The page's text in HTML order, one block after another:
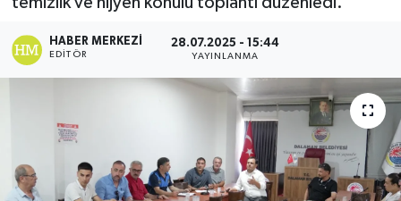
HABER MERKEZI
EDITÖR
28.07.2025 - 15:44
YAYINLANMA